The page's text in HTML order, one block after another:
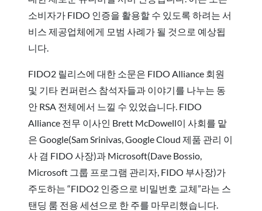
소비자가 FIDO 인증을 활용할 수 있도록 하려는 서
비스 제공업체에게 모범 사례가 될 것으로 예상됩
니다.
FIDO2 릴리스에 대한 소문은 FIDO Alliance 회원
및 기타 컨퍼런스 참석자들과 이야기를 나누는 동
안 RSA 전체에서 느낄 수 있었습니다. FIDO
Alliance 전무 이사인 Brett McDowell이 사회를 맡
은 Google(Sam Srinivas, Google Cloud 제품 관리 이
사 겸 FIDO 사장)과 Microsoft(Dave Bossio,
Microsoft 그룹 프로그램 관리자, FIDO 부사장)가
주도하는 “FIDO2 인증으로 비밀번호 교체”라는 스
탠딩 룸 전용 세션으로 한 주를 마무리했습니다.